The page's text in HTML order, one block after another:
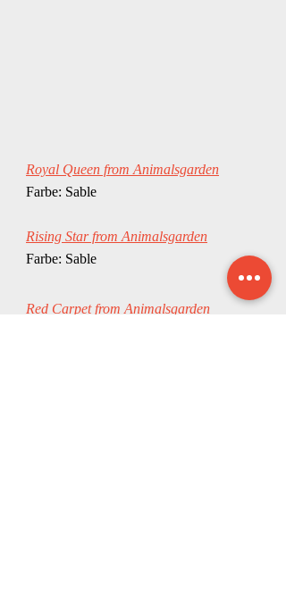
Royal Queen from Animalsgarden
Farbe: Sable
Rising Star from Animalsgarden
Farbe: Sable
Red Carpet from Animalsgarden